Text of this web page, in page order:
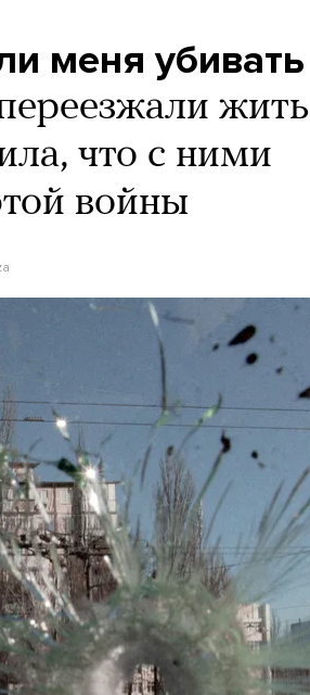
меня убивать
жить
что с ними
войны